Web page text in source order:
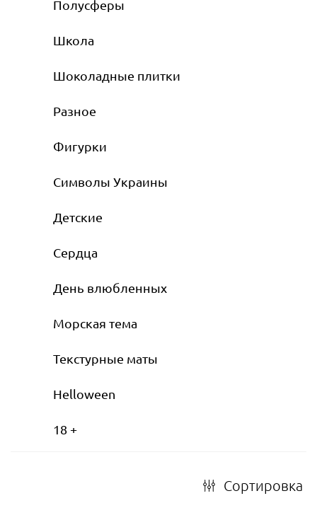
Полусферы
Школа
Шоколадные плитки
Разное
Фигурки
Символы Украины
Детские
Сердца
День влюбленных
Морская тема
Текстурные маты
Helloween
18 +
Сортировка